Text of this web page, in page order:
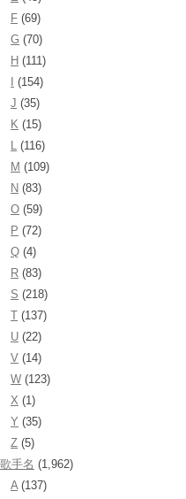
F (69)
G (70)
H (111)
(154)
J (35)
K (15)
L (116)
M (109)
N (83)
O (59)
P (72)
Q (4)
R (83)
S (218)
T (137)
U (22)
V (14)
W (123)
X (1)
Y (35)
Z (5)
歌手名 (1,962)
A(137)